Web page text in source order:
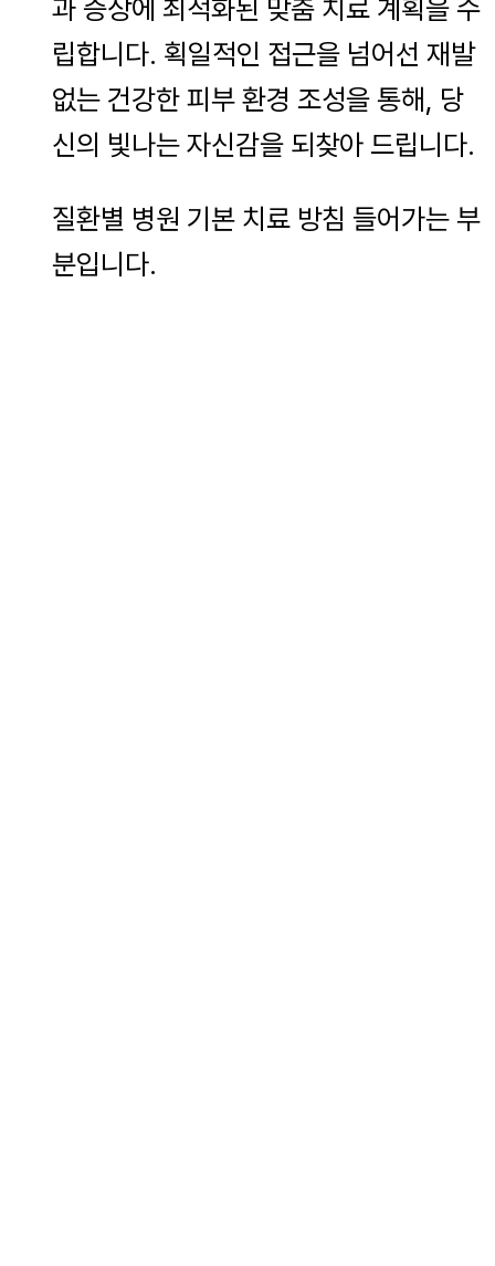
과 증상에 최적화된 맞춤 치료 계획을 수
립합니다. 획일적인 접근을 넘어선 재발
없는 건강한 피부 환경 조성을 통해, 당
신의 빛나는 자신감을 되찾아 드립니다.
질환별 병원 기본 치료 방침 들어가는 부
분입니다.